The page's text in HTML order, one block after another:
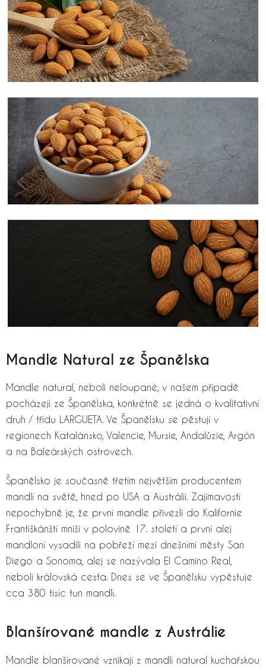
Mandle Natural ze Španělska
Mandle natural, neboli neloupané, v našem případě
pocházejí ze Španělska, konkrétně se jedná o kvalitativní
druh / třídu LARGUETA. Ve Španělsku se pěstují v
regionech Katalánsko, Valencie, Mursie, Andalůzie, Argón
a na Baleárských ostrovech.
Španělsko je současně třetím největším producentem
mandlí na světě, hned po USA a Austrálii. Zajímavostí
nepochybně je, že první mandle přivezli do Kalifornie
Františkánští mniši v polovině 17. století a první alej
mandloní vysadili na pobřeží mezi dnešními městy San
Diego a Sonoma, alej se nazývala El Camino Real,
neboli královská cesta. Dnes se ve Španělsku vypěstuje
cca 380 tisíc tun mandlí.
Blanšírované mandle z Austrálie
Mandle blanšírované vznikají z mandlí natural kuchařskou